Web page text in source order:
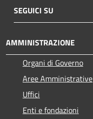
SEGUICI SU
AMMINISTRAZIONE
Organi di Governo
Aree Amministrative
Uffici
Enti e fondazioni